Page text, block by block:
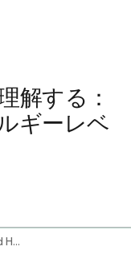
解する：
ギーレベ
Masturbation And Related Health Concerns Stress Anxiety And Fatigue